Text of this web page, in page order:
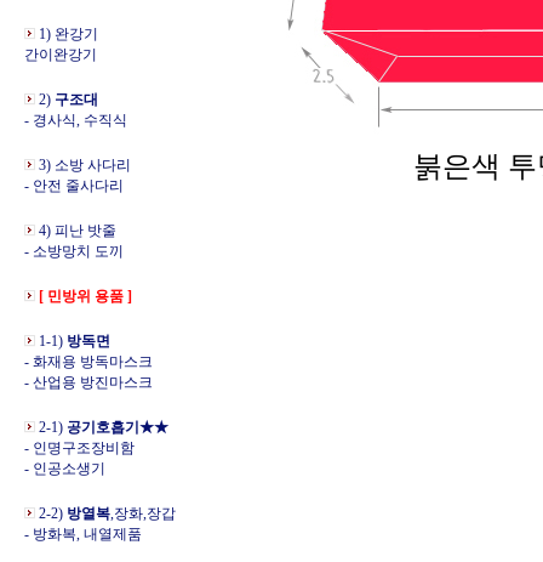
1) 완강기
간이완강기
2) 구조대
- 경사식, 수직식
3) 소방 사다리
- 안전 줄사다리
4) 피난 밧줄
- 소방망치 도끼
[ 민방위 용품 ]
1-1) 방독면
- 화재용 방독마스크
- 산업용 방진마스크
2-1) 공기호흡기★★
- 인명구조장비함
- 인공소생기
2-2) 방열복,장화,장갑
- 방화복, 내열제품
붉은색 투명 상자